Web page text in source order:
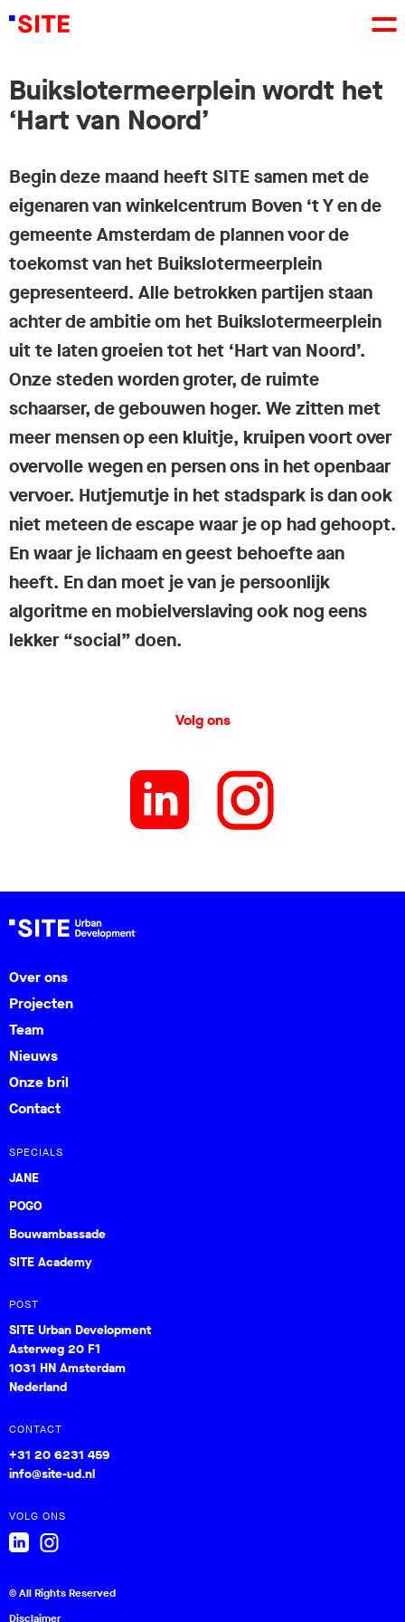
Buikslotermeerplein wordt het
‘Hart van Noord’
Begin deze maand heeft SITE samen met de
eigenaren van winkelcentrum Boven ‘t Y en de
gemeente Amsterdam de plannen voor de
toekomst van het Buikslotermeerplein
gepresenteerd. Alle betrokken partijen staan
achter de ambitie om het Buikslotermeerplein
uit te laten groeien tot het ‘Hart van Noord’.
Onze steden worden groter, de ruimte
schaarser, de gebouwen hoger. We zitten met
meer mensen op een kluitje, kruipen voort over
overvolle wegen en persen ons in het openbaar
vervoer. Hutjemutje in het stadspark is dan ook
niet meteen de escape waar je op had gehoopt.
En waar je lichaam en geest behoefte aan
heeft. En dan moet je van je persoonlijk
algoritme en mobielverslaving ook nog eens
lekker “social” doen.
Volg ons
Over ons
Projecten
Team
Nieuws
Onze bril
Contact
SPECIALS
JANE
POGO
Bouwambassade
SITE Academy
POST
SITE Urban Development
Asterweg 20 F1
1031 HN Amsterdam
Nederland
CONTACT
+31 20 6231 459
info@site-ud.nl
VOLG ONS
© All Rights Reserved
Disclaimer